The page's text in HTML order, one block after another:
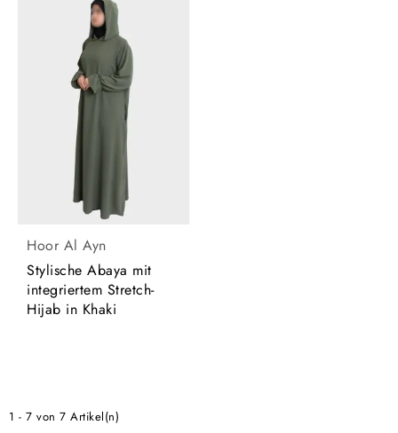
Hoor Al Ayn
Stylische Abaya mit
integriertem Stretch-
Hijab in Khaki
1 - 7 von 7 Artikel(n)